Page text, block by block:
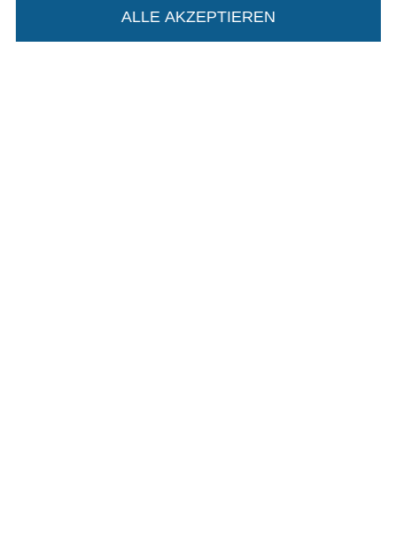
In deinen Warenkorb
AGB
ALLE AKZEPTIEREN